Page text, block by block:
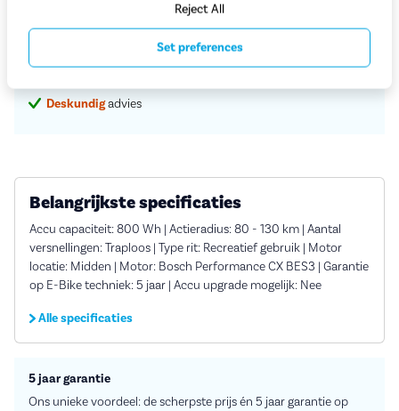
Vastescherpeprijzen
aflevering aan huis
Deskundigadvies
Belangrijkste specificaties
Accu capaciteit: 800 Wh | Actieradius: 80 - 130 km | Aantal
versnellingen: Traploos | Type rit: Recreatief gebruik | Motor
locatie: Midden | Motor: Bosch Performance CX BES3 | Garantie
op E-Bike techniek: 5 jaar | Accu upgrade mogelijk: Nee
Alle specificaties
5 jaar garantie
Ons unieke voordeel: de scherpste prijs én 5 jaar garantie op
Reject All
Set preferences